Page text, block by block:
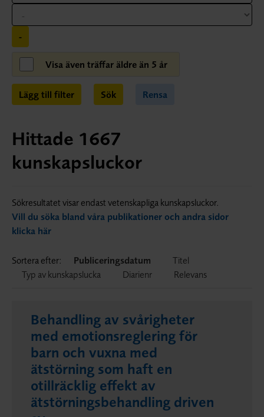
-
Visa även träffar äldre än 5 år
Lägg till filter Sök Rensa
Hittade 1667
kunskapsluckor
Sökresultatet visar endast vetenskapliga kunskapsluckor.
Vill du söka bland våra publikationer och andra sidor
klicka här
Sortera efter: Publiceringsdatum
Titel
Typ av kunskapslucka
Diarienr Relevans
Behandling av svårigheter
med emotionsreglering för
barn och vuxna med
ätstörning som haft en
otillräcklig effekt av
ätstörningsbehandling driven